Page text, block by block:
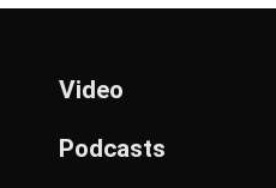
Video
Podcasts